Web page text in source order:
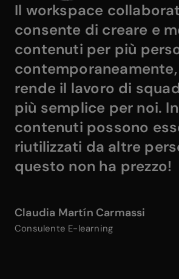
Il workspace
consente di creare e
contenuti per più
contemporaneamente
rende il lavoro di
più semplice per noi.
contenuti possono
riutilizzati da altre
questo non ha prezzo!
Claudia Martín Carmassi
Consulente E-learning